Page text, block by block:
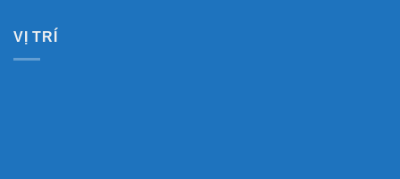
VỊ TRÍ